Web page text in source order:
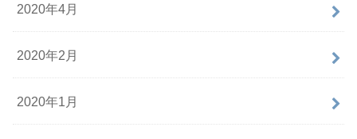
2020年4月
2020年2月
2020年1月